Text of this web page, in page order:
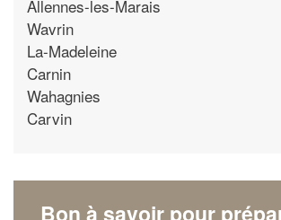
Allennes-les-Marais
Wavrin
La-Madeleine
Carnin
Wahagnies
Carvin
Bon à savoir pour